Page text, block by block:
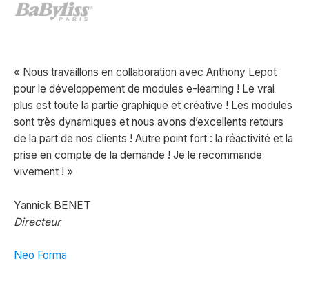
« Nous travaillons en collaboration avec Anthony Lepot
pour le développement de modules e-learning ! Le vrai
plus est toute la partie graphique et créative ! Les modules
sont très dynamiques et nous avons d’excellents retours
de la part de nos clients ! Autre point fort : la réactivité et la
prise en compte de la demande ! Je le recommande
vivement ! »
Yannick BENET
Directeur
Neo Forma